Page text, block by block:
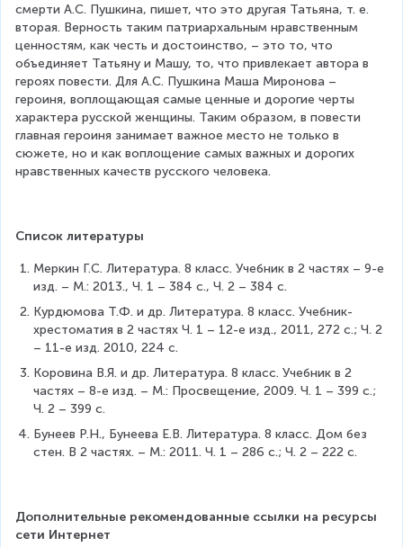
смерти А.С. Пушкина, пишет, что это другая Татьяна, т. е.
вторая. Верность таким патриархальным нравственным
ценностям, как честь и достоинство, – это то, что
объединяет Татьяну и Машу, то, что привлекает автора в
героях повести. Для А.С. Пушкина Маша Миронова –
героиня, воплощающая самые ценные и дорогие черты
характера русской женщины. Таким образом, в повести
главная героиня занимает важное место не только в
сюжете, но и как воплощение самых важных и дорогих
нравственных качеств русского человека.
Список литературы
Меркин Г.С. Литература. 8 класс. Учебник в 2 частях – 9-е
изд. – М.: 2013., Ч. 1 – 384 с., Ч. 2 – 384 с.
Курдюмова Т.Ф. и др. Литература. 8 класс. Учебник-
хрестоматия в 2 частях Ч. 1 – 12-е изд., 2011, 272 с.; Ч. 2
– 11-е изд. 2010, 224 с.
Коровина В.Я. и др. Литература. 8 класс. Учебник в 2
частях – 8-е изд. – М.: Просвещение, 2009. Ч. 1 – 399 с.;
Ч. 2 – 399 с.
Бунеев Р.Н., Бунеева Е.В. Литература. 8 класс. Дом без
стен. В 2 частях. – М.: 2011. Ч. 1 – 286 с.; Ч. 2 – 222 с.
Дополнительные рекомендованные ссылки на ресурсы
сети Интернет